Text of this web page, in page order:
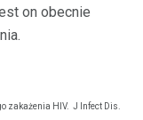
on obecnie
zakażenia HIV. J Infect Dis.